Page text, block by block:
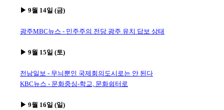
▶ 9월 14일 (금)
광주MBC뉴스 - 민주주의 전당 광주 유치 답보 상태
▶ 9월 15일 (토)
전남일보 - 무늬뿐인 국제회의도시로는 안 된다
KBC뉴스 - 문화중심-학교, 문화쉼터로
▶ 9월 16일 (일)